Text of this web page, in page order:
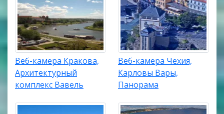
Веб-камера Кракова,
Архитектурный
комплекс Вавель
Веб-камера Чехия,
Карловы Вары,
Панорама